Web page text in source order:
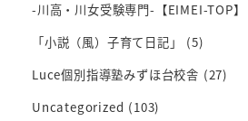
-川高・川女受験専門-【EIMEI-TOP】
「小説（風）子育て日記」
(5)
Luce個別指導塾みずほ台校舎 (27)
Uncategorized (103)